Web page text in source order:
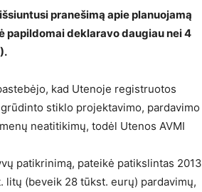
pranešimą apie planuojamą
deklaravo daugiau nei 4
kad Utenoje registruotos
stiklo projektavimo, pardavimo
neatitikimų, todėl Utenos AVMI
patikrinimą, pateikė patikslintas 2013
litų (beveik 28 tūkst. eurų) pardavimų,